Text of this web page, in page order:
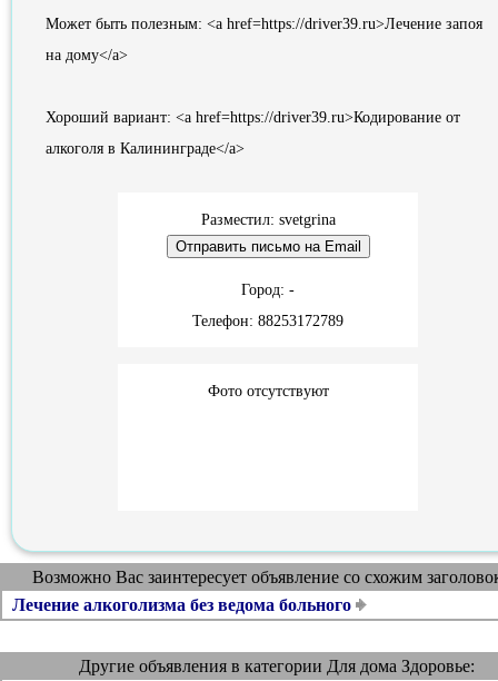
Может быть полезным: <a href=https://driver39.ru>Лечение запоя
на дому</a>
Хороший вариант: <a href=https://driver39.ru>Кодирование от
алкоголя в Калининграде</a>
Разместил: svetgrina
Город: -
Телефон: 88253172789
Фото отсутствуют
Возможно Вас заинтересует объявление со схожим
Лечение алкоголизма без ведома больного
Другие объявления в категории Для дома Здоровье: